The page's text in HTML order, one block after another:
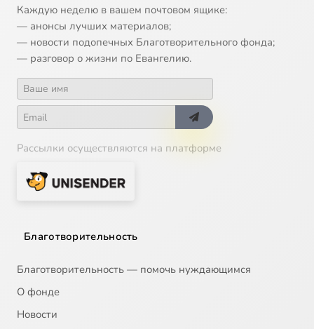
Каждую неделю в вашем почтовом ящике:
— анонсы лучших материалов;
— новости подопечных Благотворительного фонда;
— разговор о жизни по Евангелию.
Рассылки осуществляются на платформе
Благотворительность
Благотворительность — помочь нуждающимся
О фонде
Новости